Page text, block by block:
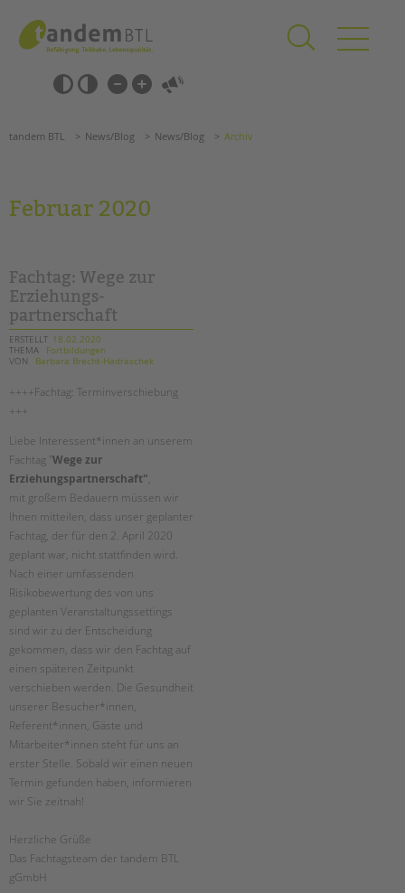
springen
Barrierefrei-
Einstellungen
überspringen
überspringen
Förderzentren
Kollegs
EFöB
Schulbezogene Sozialarbeit
Tagesgruppen
HILFEN ZUR ERZIEHUNG
EINGLIEDERUNGSHILFE
BETREUTES WOHNEN
TANDEM BTL AKADEMIE
Zertfikatskurse
Seminarkalender
Seminarräume
STADTTEILARBEIT
PROFIL | LEITBILD
Bereiche im Überblick
Kinder- und Jugendschutz
Unsere Videos
Gesellschafter VdK
schoolcoach BTL
KARRIERE
Stellenangebote
tandem BTL News/Blog News/Blog Archiv
Februar 2020
Fachtag: Wege zur
Erziehungs-
partnerschaft
ERSTELLT 18.02.2020
THEMA
Fortbildungen
VON
Barbara Brecht-Hadraschek
++++Fachtag: Terminverschiebung
+++
Liebe Interessent*innen an unserem
Fachtag " Wege zur
Erziehungspartnerschaft",
mit großem Bedauern müssen wir
Ihnen mitteilen, dass unser geplanter
Fachtag, der für den 2. April 2020
geplant war, nicht stattfinden wird.
Nach einer umfassenden
Risikobewertung des von uns
geplanten Veranstaltungssettings
sind wir zu der Entscheidung
gekommen, dass wir den Fachtag auf
einen späteren Zeitpunkt
verschieben werden. Die Gesundheit
unserer Besucher*innen,
Referent*innen, Gäste und
Mitarbeiter*innen steht für uns an
erster Stelle. Sobald wir einen neuen
Termin gefunden haben, informieren
wir Sie zeitnah!
Herzliche Grüße
Das Fachtagsteam der tandem BTL
gGmbH